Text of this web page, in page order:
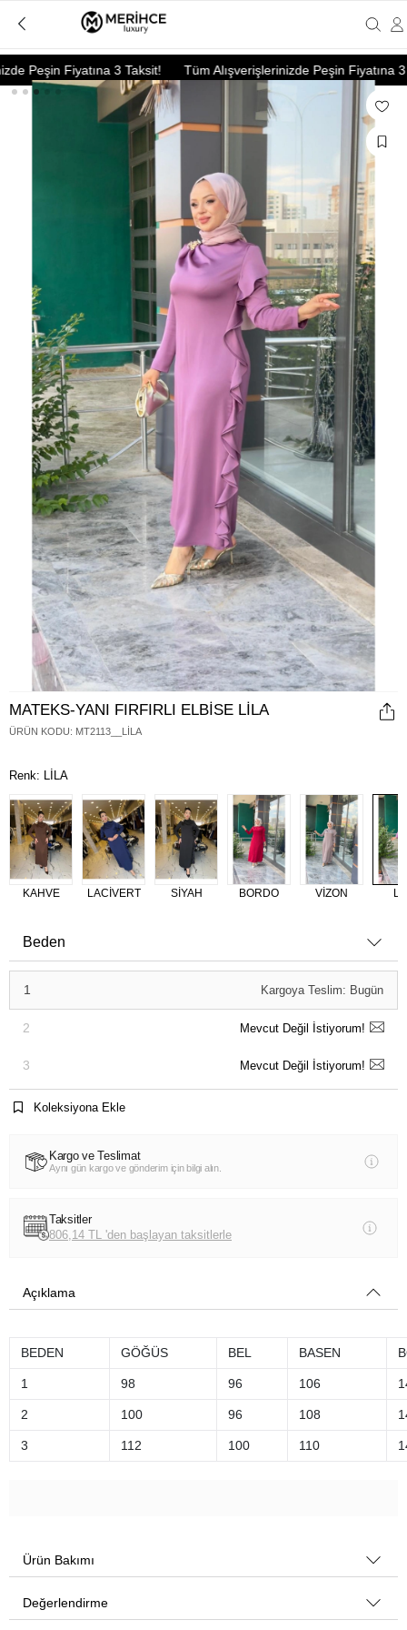
Peşin Fiyatına 3 Taksit! Tüm Alışverişlerinizde Peşin Fiyatına 3
MATEKS-YANI FIRFIRLI ELBİSE LİLA
ÜRÜN KODU: MT2113__LİLA
Renk: LİLA
KAHVE LACİVERT SİYAH BORDO VİZON
Beden
1 Kargoya Teslim: Bugün
2 Mevcut Değil İstiyorum!
3 Mevcut Değil İstiyorum!
Koleksiyona Ekle
Kargo ve Teslimat
Aynı gün kargo ve gönderim için bilgi alın.
Taksitler
806,14 TL 'den başlayan taksitlerle
Açıklama
BEDEN GÖĞÜS BEL BASEN
1 98 96 106
2 100 96 108
3 112 100 110
Ürün Bakımı
Değerlendirme